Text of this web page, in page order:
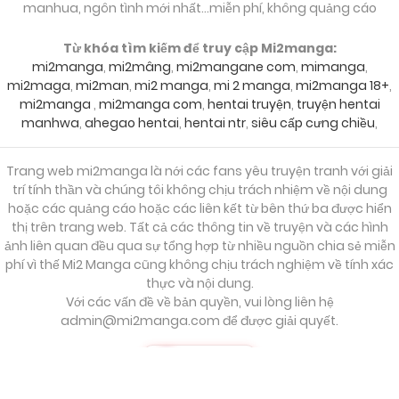
25/09/2024
Chapter 5 25/09/2024
Chapter 4
Chapter 3 25/09/2024
Chapter 2 25/09/2024
25/09/2024
manhua, ngôn tình mới nhất...miễn phí, không quảng cáo
Từ khóa tìm kiếm để truy cập Mi2manga:
mi2manga, mi2mâng, mi2mangane com, mimanga,
mi2maga, mi2man, mi2 manga, mi 2 manga, mi2manga 18+,
mi2manga , mi2manga com, hentai truyện, truyện hentai
manhwa, ahegao hentai, hentai ntr, siêu cấp cưng chiều,
Trang web mi2manga là nới các fans yêu truyện tranh với giải
trí tính thần và chúng tôi không chịu trách nhiệm về nội dung
hoặc các quảng cáo hoặc các liên kết từ bên thứ ba được hiển
thị trên trang web. Tất cả các thông tin về truyện và các hình
ảnh liên quan đều qua sự tổng hợp từ nhiều nguồn chia sẻ miễn
phí vì thế Mi2 Manga cũng không chịu trách nghiệm về tính xác
thực và nội dung.
Với các vấn đề về bản quyền, vui lòng liên hệ
admin@mi2manga.com để được giải quyết.